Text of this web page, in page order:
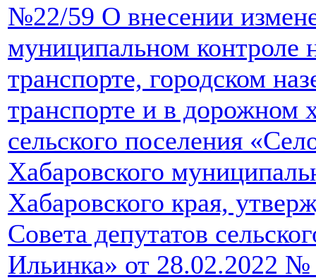
№22/59 О внесении
муниципальном контроле
транспорте, городском
транспорте и в дорожном
сельского поселения
Хабаровского
Хабаровского края,
Совета депутатов
Ильинка» от 28.02.2022 №